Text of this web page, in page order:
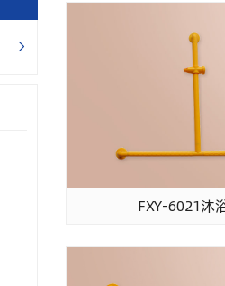
FXY-6021沐